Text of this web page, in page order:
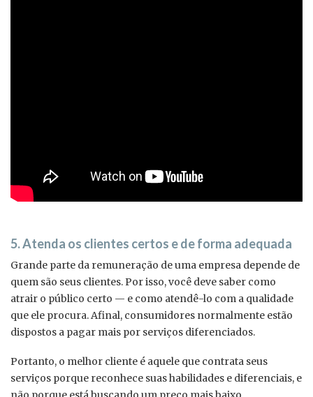
5. Atenda os clientes certos e de forma adequada
Grande parte da remuneração de uma empresa depende de
quem são seus clientes. Por isso, você deve saber como
atrair o público certo — e como atendê-lo com a qualidade
que ele procura. Afinal, consumidores normalmente estão
dispostos a pagar mais por serviços diferenciados.
Portanto, o melhor cliente é aquele que contrata seus
serviços porque reconhece suas habilidades e diferenciais, e